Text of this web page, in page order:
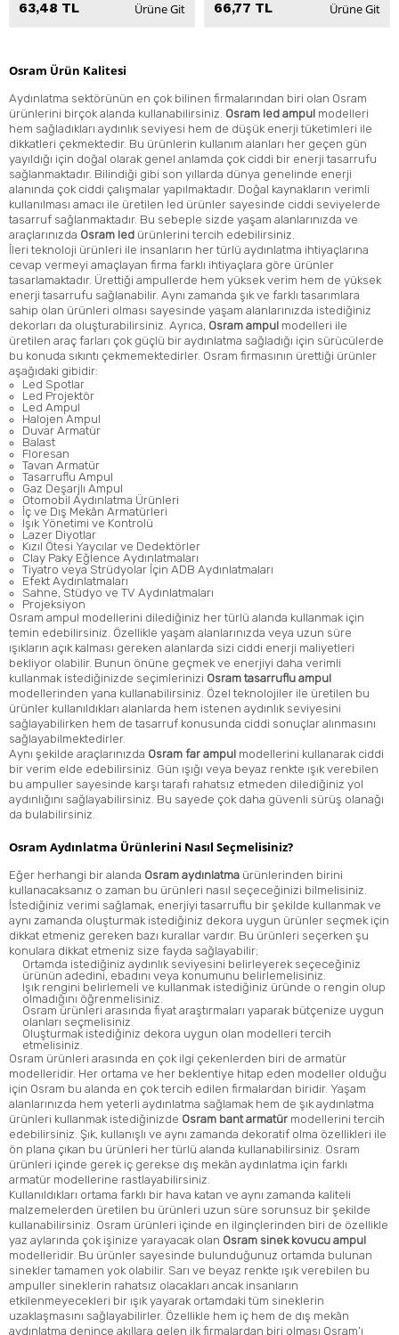
63,48 TL Ürüne Git 66,77 TL Ürüne Git
Osram Ürün Kalitesi
Aydınlatma sektörünün en çok bilinen firmalarından biri olan Osram
ürünlerini birçok alanda kullanabilirsiniz. Osram led ampul modelleri
hem sağladıkları aydınlık seviyesi hem de düşük enerji tüketimleri ile
dikkatleri çekmektedir. Bu ürünlerin kullanım alanları her geçen gün
yayıldığı için doğal olarak genel anlamda çok ciddi bir enerji tasarrufu
sağlanmaktadır. Bilindiği gibi son yıllarda dünya genelinde enerji
alanında çok ciddi çalışmalar yapılmaktadır. Doğal kaynakların verimli
kullanılması amacı ile üretilen led ürünler sayesinde ciddi seviyelerde
tasarruf sağlanmaktadır. Bu sebeple sizde yaşam alanlarınızda ve
araçlarınızda Osram led ürünlerini tercih edebilirsiniz.
İleri teknoloji ürünleri ile insanların her türlü aydınlatma ihtiyaçlarına
cevap vermeyi amaçlayan firma farklı ihtiyaçlara göre ürünler
tasarlamaktadır. Ürettiği ampullerde hem yüksek verim hem de yüksek
enerji tasarrufu sağlanabilir. Aynı zamanda şık ve farklı tasarımlara
sahip olan ürünleri olması sayesinde yaşam alanlarınızda istediğiniz
dekorları da oluşturabilirsiniz. Ayrıca, Osram ampul modelleri ile
üretilen araç farları çok güçlü bir aydınlatma sağladığı için sürücülerde
bu konuda sıkıntı çekmemektedirler. Osram firmasının ürettiği ürünler
aşağıdaki gibidir:
Led Spotlar
Led Projektör
Led Ampul
Halojen Ampul
Duvar Armatür
Balast
Floresan
Tavan Armatür
Tasarruflu Ampul
Gaz Deşarjlı Ampul
Otomobil Aydınlatma Ürünleri
İç ve Dış Mekân Armatürleri
Işık Yönetimi ve Kontrolü
Lazer Diyotlar
Kızıl Ötesi Yaycılar ve Dedektörler
Clay Paky Eğlence Aydınlatmaları
Tiyatro veya Strüdyolar İçin ADB Aydınlatmaları
Efekt Aydınlatmaları
Sahne, Stüdyo ve TV Aydınlatmaları
Projeksiyon
Osram ampul modellerini dilediğiniz her türlü alanda kullanmak için
temin edebilirsiniz. Özellikle yaşam alanlarınızda veya uzun süre
ışıkların açık kalması gereken alanlarda sizi ciddi enerji maliyetleri
bekliyor olabilir. Bunun önüne geçmek ve enerjiyi daha verimli
kullanmak istediğinizde seçimlerinizi Osram tasarruflu ampul
modellerinden yana kullanabilirsiniz. Özel teknolojiler ile üretilen bu
ürünler kullanıldıkları alanlarda hem istenen aydınlık seviyesini
sağlayabilirken hem de tasarruf konusunda ciddi sonuçlar alınmasını
sağlayabilmektedirler.
Aynı şekilde araçlarınızda Osram far ampul modellerini kullanarak ciddi
bir verim elde edebilirsiniz. Gün ışığı veya beyaz renkte ışık verebilen
bu ampuller sayesinde karşı tarafı rahatsız etmeden dilediğiniz yol
aydınlığını sağlayabilirsiniz. Bu sayede çok daha güvenli sürüş olanağı
da bulabilirsiniz.
Osram Aydınlatma Ürünlerini Nasıl Seçmelisiniz?
Eğer herhangi bir alanda Osram aydınlatma ürünlerinden birini
kullanacaksanız o zaman bu ürünleri nasıl seçeceğinizi bilmelisiniz.
İstediğiniz verimi sağlamak, enerjiyi tasarruflu bir şekilde kullanmak ve
aynı zamanda oluşturmak istediğiniz dekora uygun ürünler seçmek için
dikkat etmeniz gereken bazı kurallar vardır. Bu ürünleri seçerken şu
konulara dikkat etmeniz size fayda sağlayabilir;
Ortamda istediğiniz aydınlık seviyesini belirleyerek seçeceğiniz
ürünün adedini, ebadını veya konumunu belirlemelisiniz.
Işık rengini belirlemeli ve kullanmak istediğiniz üründe o rengin olup
olmadığını öğrenmelisiniz.
Osram ürünleri arasında fiyat araştırmaları yaparak bütçenize uygun
olanları seçmelisiniz.
Oluşturmak istediğiniz dekora uygun olan modelleri tercih
etmelisiniz.
Osram ürünleri arasında en çok ilgi çekenlerden biri de armatür
modelleridir. Her ortama ve her beklentiye hitap eden modeller olduğu
için Osram bu alanda en çok tercih edilen firmalardan biridir. Yaşam
alanlarınızda hem yeterli aydınlatma sağlamak hem de şık aydınlatma
ürünleri kullanmak istediğinizde Osram bant armatür modellerini tercih
edebilirsiniz. Şık, kullanışlı ve aynı zamanda dekoratif olma özellikleri ile
ön plana çıkan bu ürünleri her türlü alanda kullanabilirsiniz. Osram
ürünleri içinde gerek iç gerekse dış mekân aydınlatma için farklı
armatür modellerine rastlayabilirsiniz.
Kullanıldıkları ortama farklı bir hava katan ve aynı zamanda kaliteli
malzemelerden üretilen bu ürünleri uzun süre sorunsuz bir şekilde
kullanabilirsiniz. Osram ürünleri içinde en ilginçlerinden biri de özellikle
yaz aylarında çok işinize yarayacak olan Osram sinek kovucu ampul
modelleridir. Bu ürünler sayesinde bulunduğunuz ortamda bulunan
sinekler tamamen yok olabilir. Sarı ve beyaz renkte ışık verebilen bu
ampuller sineklerin rahatsız olacakları ancak insanların
etkilenmeyecekleri bir ışık yayarak ortamdaki tüm sineklerin
uzaklaşmasını sağlayabilirler. Özellikle hem iç hem de dış mekân
aydınlatma denince akıllara gelen ilk firmalardan biri olması Osram’ı